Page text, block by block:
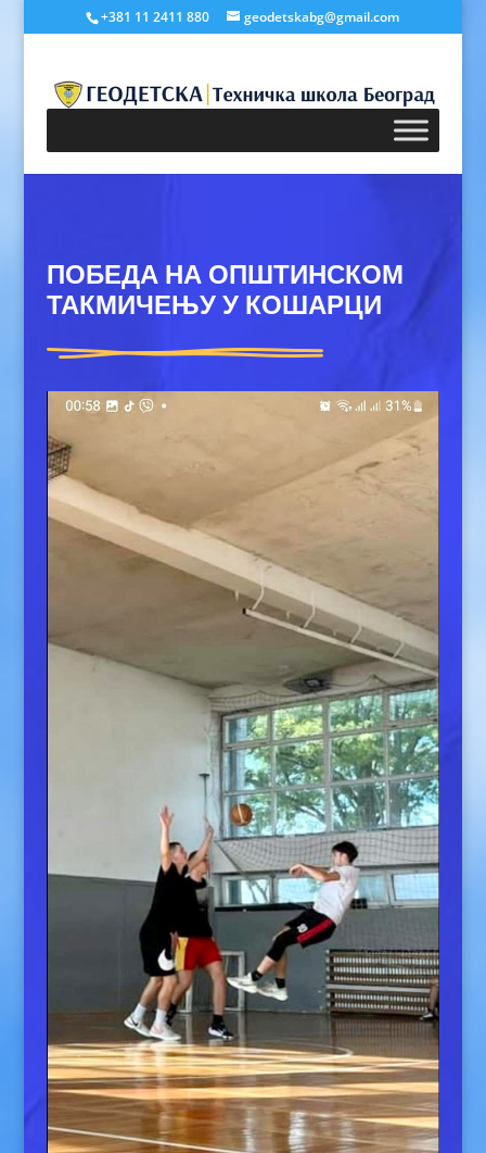
+381 11 2411 880 geodetskabg@gmail.com
ПОБЕДА НА ОПШТИНСКОМ
ТАКМИЧЕЊУ У КОШАРЦИ